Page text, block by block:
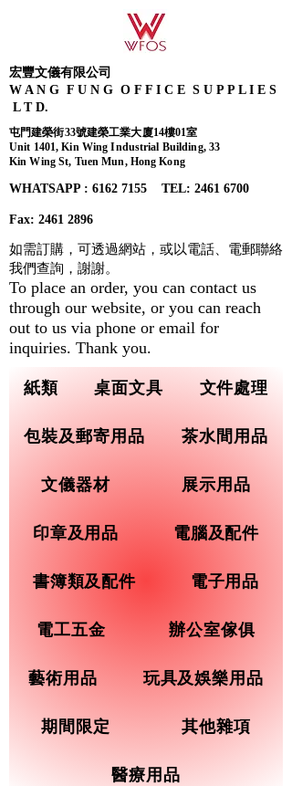
宏豐文儀有限公司
W A N G F U N G O F F I C E S U P P L I E S
L T D.
屯門建榮街33號建榮工業大廈14樓01室
Unit 1401, Kin Wing Industrial Building, 33
Kin Wing St, Tuen Mun, Hong Kong
WHATSAPP : 6162 7155​ TEL: 2461 6700
Fax: 2461 2896
紙類 桌面文具 文件處理
包裝及郵寄用品 茶水間用品
文儀器材 展示用品
印章及用品 電腦及配件
書簿類及配件 電子用品
電工五金 辦公室傢俱
藝術用品 玩具及娛樂用品
期間限定 其他雜項
醫療用品
如需訂購，可透過網站，或以電話、電郵聯絡
我們查詢， 謝謝。
To place an order, you can contact us
through our website, or you can reach
out to us via phone or email for
inquiries. Thank you.